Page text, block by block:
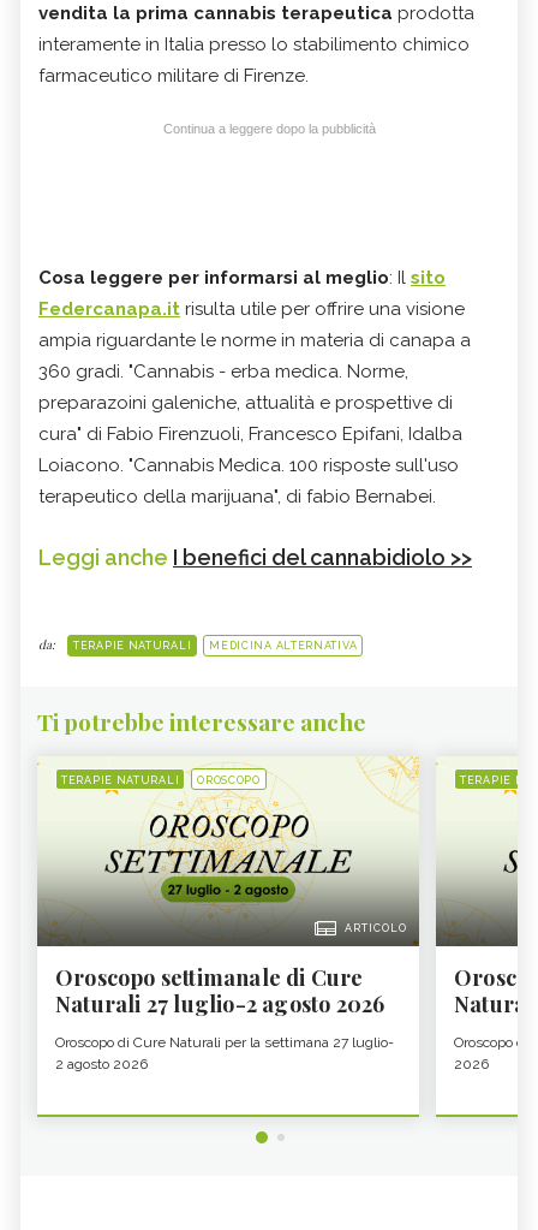
vendita la prima cannabis terapeutica prodotta
interamente in Italia presso lo stabilimento chimico
farmaceutico militare di Firenze.
Continua a leggere dopo la pubblicità
Cosa leggere per informarsi al meglio: Il sito
Federcanapa.it risulta utile per offrire una visione
ampia riguardante le norme in materia di canapa a
360 gradi. "Cannabis - erba medica. Norme,
preparazoini galeniche, attualità e prospettive di
cura" di Fabio Firenzuoli,‎ Francesco Epifani,‎ Idalba
Loiacono. "Cannabis Medica. 100 risposte sull'uso
terapeutico della marijuana", di fabio Bernabei.
Leggi anche I benefici del cannabidiolo >>
da: TERAPIE NATURALI MEDICINA ALTERNATIVA
Ti potrebbe interessare anche
TERAPIE NATURALI OROSCOPO
ARTICOLO
Oroscopo settimanale di Cure
Naturali 27 luglio-2 agosto 2026
Oroscopo di Cure Naturali per la settimana 27 luglio-
2 agosto 2026
TERAPIE
Oroscopo di
2026